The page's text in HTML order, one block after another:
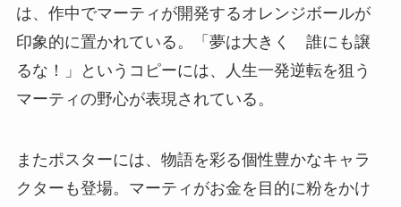
は、作中でマーティが開発するオレンジボールが
印象的に置かれている。「夢は大きく 誰にも譲
るな！」というコピーには、人生一発逆転を狙う
マーティの野心が表現されている。
またポスターには、物語を彩る個性豊かなキャラ
クターも登場。マーティがお金を目的に粉をかけ